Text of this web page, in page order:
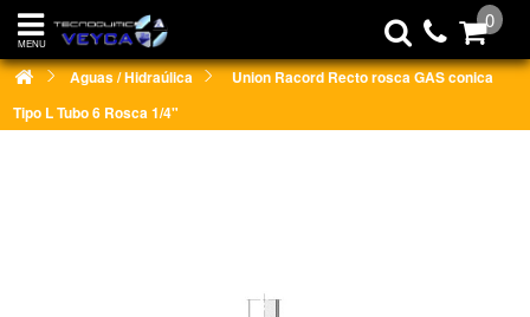
Aguas / Hidraúlica
Union Racord Recto rosca GAS conica
Tipo L Tubo 6 Rosca 1/4"
MENU
0